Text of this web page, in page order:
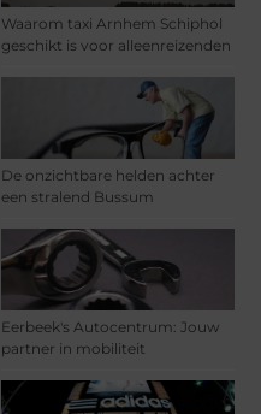
Waarom taxi Arnhem Schiphol
geschikt is voor alleenreizenden
De onzichtbare helden achter
een stralend Bussum
Eerbeek's Autocentrum: Jouw
partner in mobiliteit